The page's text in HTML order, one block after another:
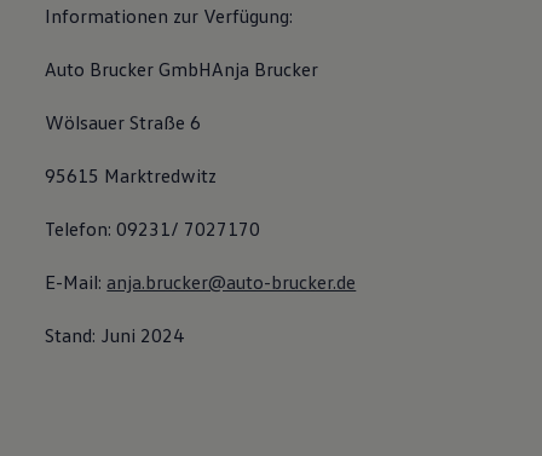
Informationen zur Verfügung:
Auto Brucker GmbHAnja Brucker
Wölsauer Straße 6
95615 Marktredwitz
Telefon: 09231/ 7027170
E-Mail: anja.brucker@auto-brucker.de
Stand: Juni 2024